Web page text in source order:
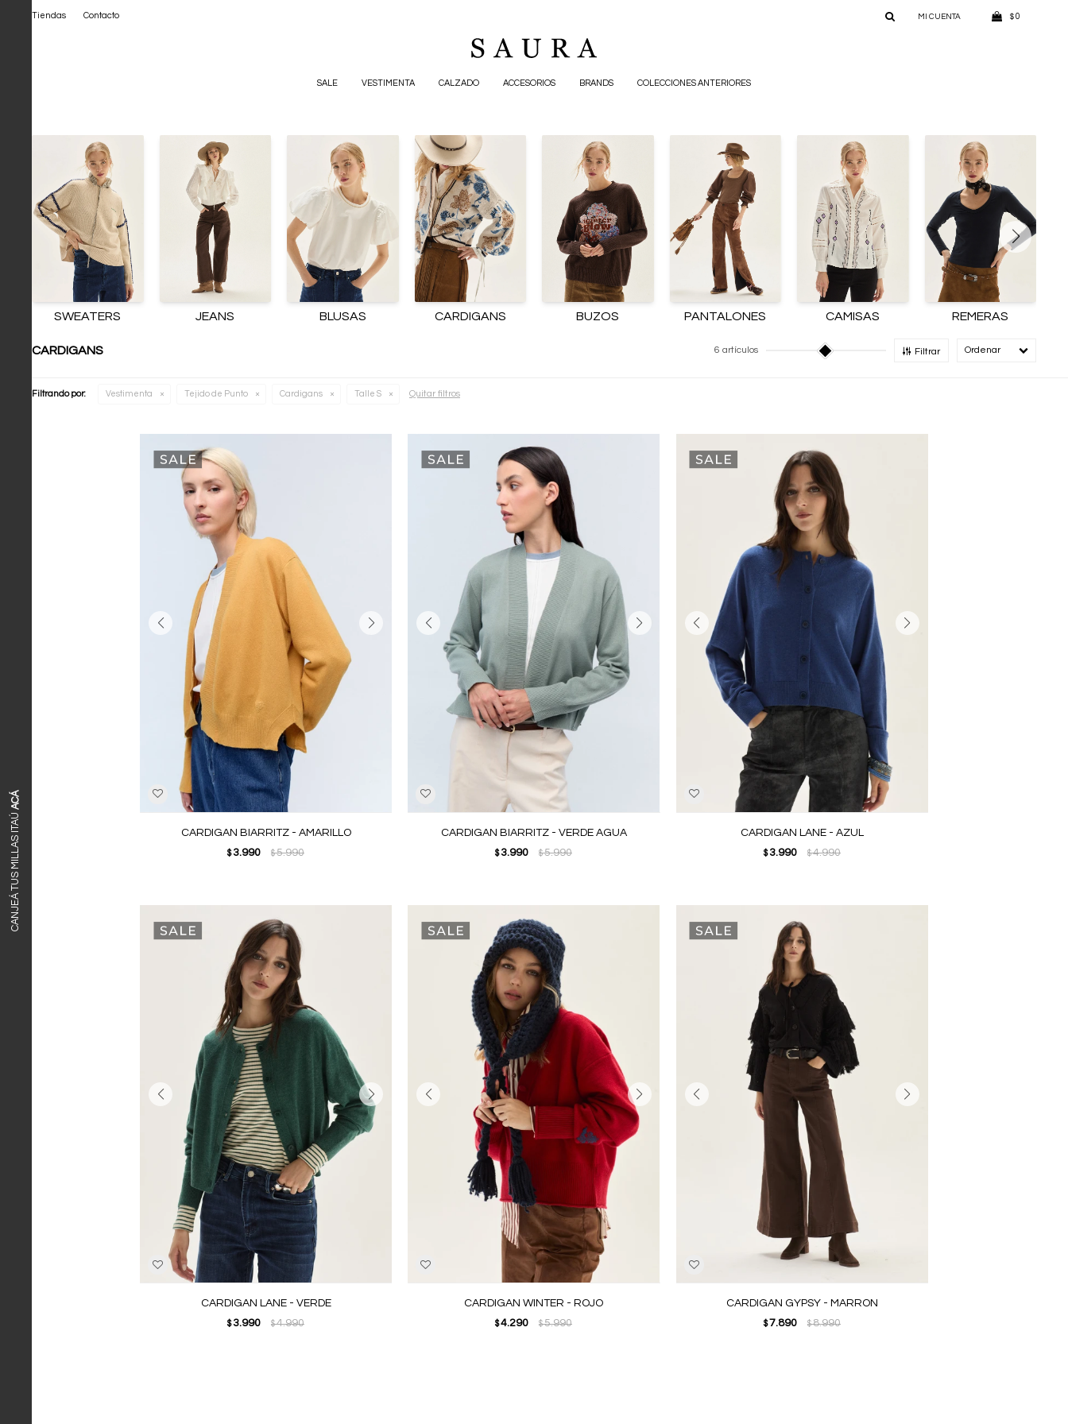
SALE VESTIMENTA CALZADO ACCESORIOS BRANDS COLECCIONES ANTERIORES
$ 0
Tiendas Contacto
CANJEÁ TUS MILLAS ITAÚ
ACÁ
SWEATERS JEANS BLUSAS CARDIGANS BUZOS PANTALONES CAMISAS REMERAS
CARDIGANS 6 artículos Filtrar
Filtrando por: Vestimenta Tejido de Punto Cardigans Talle S Quitar filtros
CARDIGAN BIARRITZ - AMARILLO
$3.990 $5.990
CARDIGAN BIARRITZ - VERDE AGUA
$3.990 $5.990
CARDIGAN LANE - AZUL
$ 3.990 $4.990
CARDIGAN LANE - VERDE
$3.990 $4.990
CARDIGAN WINTER - ROJO
$4.290 $5.990
CARDIGAN GYPSY - MARRON
$ 7.890 $8.990